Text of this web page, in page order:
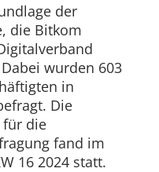
der
die Bitkom
wurden 603
in
Die
für die
fand im
16 2024 statt.